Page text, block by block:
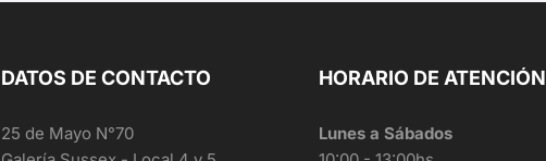
DATOS DE CONTACTO
25 de Mayo N°70
HORARIO DE
Lunes a Sábados